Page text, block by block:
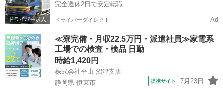
完全週休2日で安定転職
ドライバーダイレクト Ad
≪寮完備・月収22.5万円・派遣社員≫家電系
工場での検査・検品 日勤
時給1,420円
株式会社平山 沼津支店
静岡県 伊東市
提携サイト 7月23日